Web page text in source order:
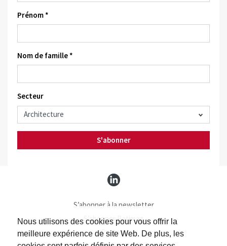
Nous utilisons des cookies pour vous offrir la
meilleure expérience de site Web. De plus, les
Prénom *
Nom de famille *
Secteur
S'abonner
S’abonner à la newsletter
S’abonner Batimag
Contact